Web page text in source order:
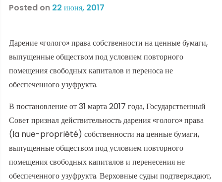
Posted on 22 июня, 2017
Дарение «голого» права собственности на ценные бумаги,
выпущенные обществом под условием повторного
помещения свободных капиталов и переноса не
обеспеченного узуфрукта.
В постановление от 31 марта 2017 года, Государственный
Совет признал действительность дарения «голого» права
(la nue-propriété) собственности на ценные бумаги,
выпущенные обществом под условием повторного
помещения свободных капиталов и перенесения не
обеспеченного узуфрукта. Верховные судьи подтверждают,